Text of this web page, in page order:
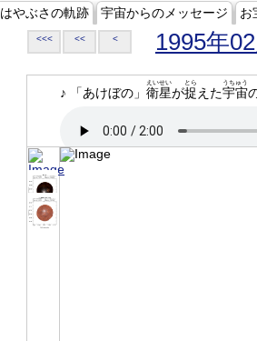
はやぶさの軌跡 宇宙からのメッセージ お
<<< << < 1995年02
♪ 「あけぼの」 衛星
えいせい
が捉
とら
えた宇宙
うちゅう